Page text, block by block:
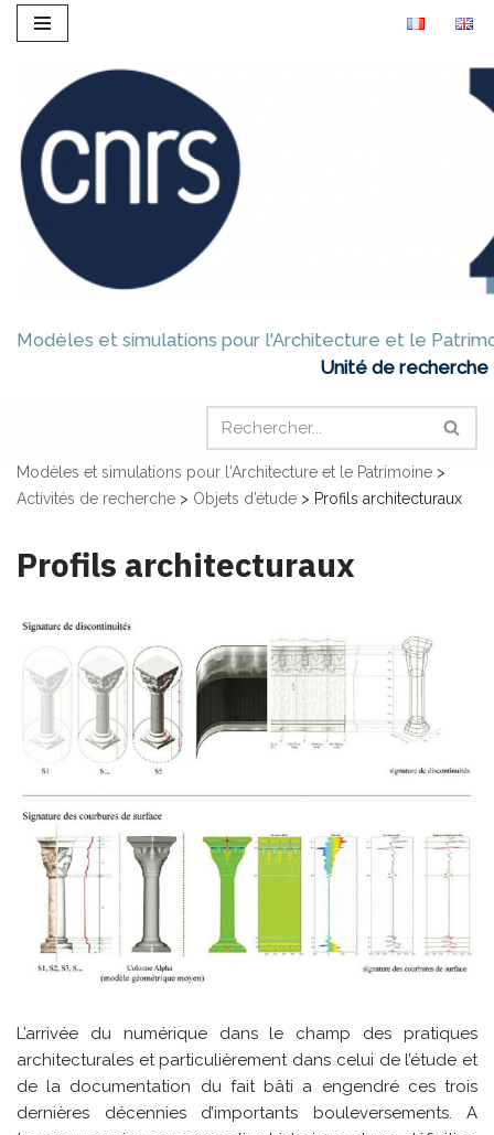
contenu
Modèles et simulations pour l'Architecture et le
Unité de recherche
Modèles et simulations pour l'Architecture et le Patrimoine >
Activités de recherche > Objets d’étude > Profils architecturaux
Profils architecturaux
L’arrivée du numérique dans le champ des pratiques
architecturales et particulièrement dans celui de l’étude et
de la documentation du fait bâti a engendré ces trois
dernières décennies d’importants bouleversements. A